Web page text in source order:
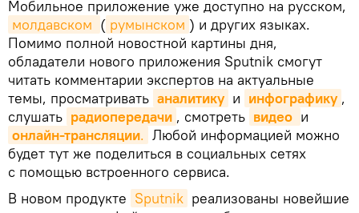
Мобильное приложение уже доступно на русском,
молдавском ( румынском ) и других языках.
Помимо полной новостной картины дня,
обладатели нового приложения Sputnik смогут
читать комментарии экспертов на актуальные
темы, просматривать аналитику и инфографику ,
слушать радиопередачи , смотреть видео и
онлайн-трансляции. Любой информацией можно
будет тут же поделиться в социальных сетях
с помощью встроенного сервиса.
В новом продукте Sputnik реализованы новейшие